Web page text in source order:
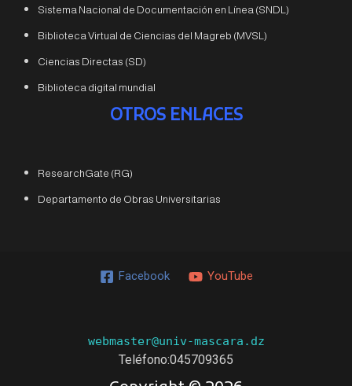
Sistema Nacional de Documentación en Línea (SNDL)
Biblioteca Virtual de Ciencias del Magreb (MVSL)
Ciencias Directas (SD)
Biblioteca digital mundial
OTROS ENLACES
ResearchGate (RG)
Departamento de Obras Universitarias
Facebook YouTube
webmaster@univ-mascara.dz
Teléfono:045709365